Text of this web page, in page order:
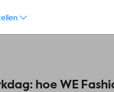
hoe WE